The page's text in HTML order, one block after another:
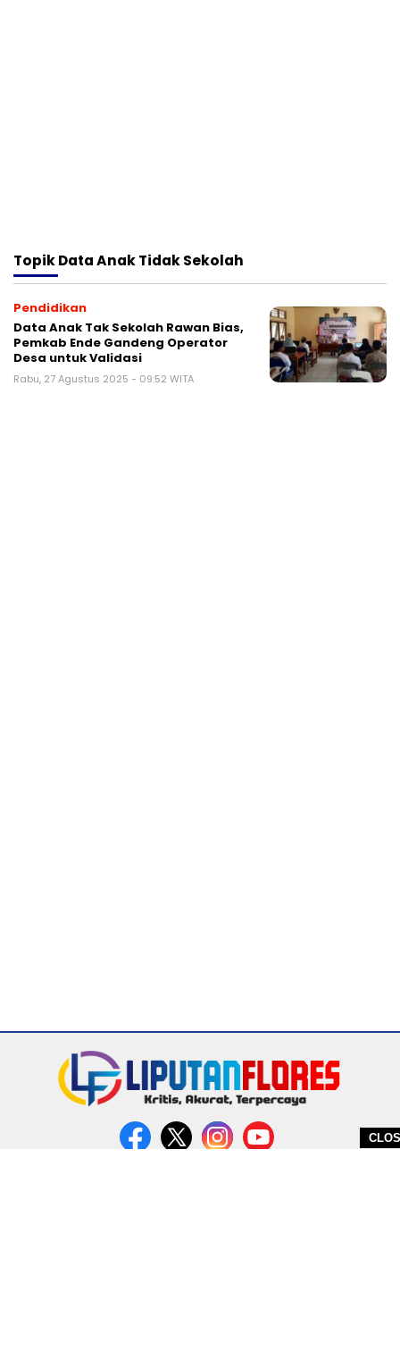
TopikData Anak Tidak Sekolah
Pendidikan
Data Anak Tak Sekolah Rawan Bias,
Pemkab Ende Gandeng Operator
Desa untuk Validasi
Rabu, 27 Agustus 2025 - 09:52 WITA